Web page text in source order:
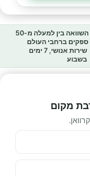
השוואה בין למעלה מ-50
ספקים ברחבי העולם
שירות אנושי, 7 ימים
בשבוע
מקום